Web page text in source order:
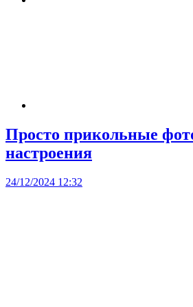
Просто прикольные
настроения
24/12/2024 12:32